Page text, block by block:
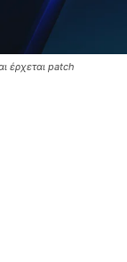
έρχεται patch